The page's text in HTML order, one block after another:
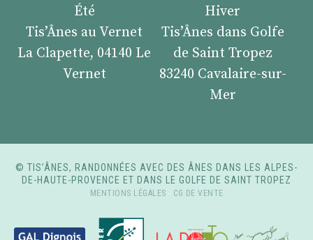
Été
Tis’Ânes au Vernet
La Clapette, 04140 Le
Vernet
Hiver
Tis’Ânes dans Golfe
de Saint Tropez
83240 Cavalaire-sur-
Mer
© TIS’ÂNES, RANDONNÉES AVEC DES ÂNES DANS LES ALPES-
DE-HAUTE-PROVENCE ET DANS LE GOLFE DE SAINT TROPEZ
MENTIONS LÉGALES - CG DE VENTE